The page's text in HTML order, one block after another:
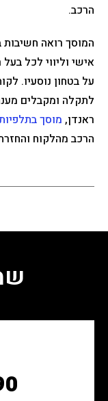
הרכב.
המוסך רואה חשיבות
אישי וליווי לכל
על בטחון נוסעיו.
לתקלה ומקבלים
ראנדן, מוסך
הרכב מהלקוח